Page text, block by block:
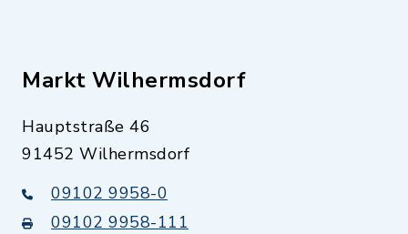
Markt Wilhermsdorf
Hauptstraße 46
91452 Wilhermsdorf
09102 9958-0
09102 9958-111